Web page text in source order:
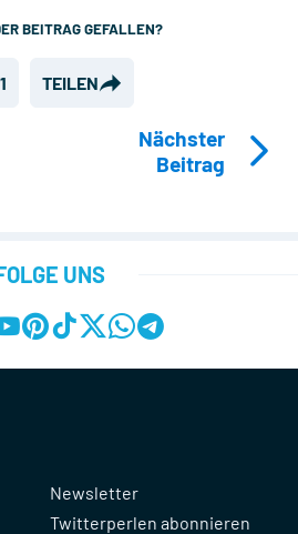
BEITRAG GEFALLEN?
1 TEILEN
Nächster
Beitrag
UNS
Newsletter
Twitterperlen abonnieren